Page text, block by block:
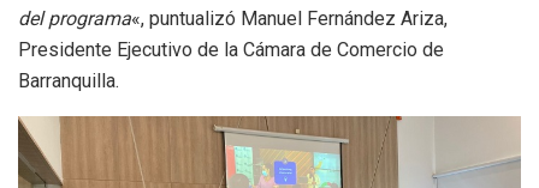
del programa«, puntualizó Manuel Fernández Ariza,
Presidente Ejecutivo de la Cámara de Comercio de
Barranquilla.